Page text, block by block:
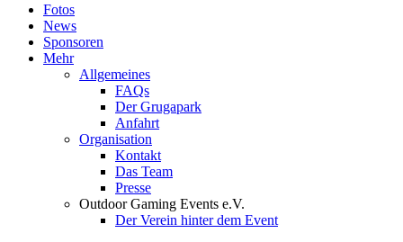
Fotos
News
Sponsoren
Mehr
Allgemeines
FAQs
Der Grugapark
Anfahrt
Organisation
Kontakt
Das Team
Presse
Outdoor Gaming Events e.V.
Der Verein hinter dem Event